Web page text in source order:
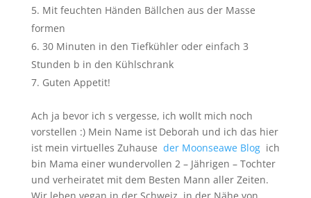
Mit feuchten Händen Bällchen aus der Masse
formen
30 Minuten in den Tiefkühler oder einfach 3
Stunden b in den Kühlschrank
Guten Appetit!
Ach ja bevor ich s vergesse, ich wollt mich noch
vorstellen :) Mein Name ist Deborah und ich das hier
ist mein virtuelles Zuhause der Moonseawe Blog ich
bin Mama einer wundervollen 2 – Jährigen – Tochter
und verheiratet mit dem Besten Mann aller Zeiten.